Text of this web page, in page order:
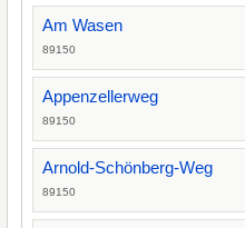
Am Wasen
89150
Appenzellerweg
89150
Arnold-Schönberg-Weg
89150